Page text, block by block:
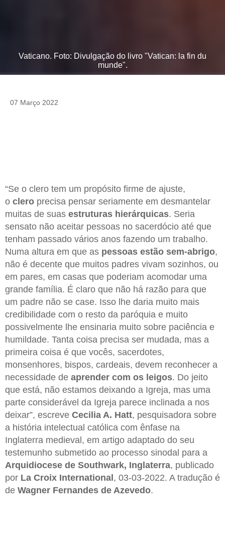
Vaticano. Foto: Divulgação do livro "Vatican: la fin du
munde".
07 Março 2022
“Se o clero tem um propósito firme de ajuste,
o clero precisa pensar seriamente em desmantelar
muitas de suas estruturas hierárquicas. Seria
sensato não aceitar pessoas no sacerdócio até que
tenham passado vários anos fazendo um trabalho.
Numa altura em que as pessoas estão sem-abrigo,
não é decente que muitos padres vivam sozinhos, ou
em pares, em casas que poderiam acomodar uma
grande família. É claro que não há razão para que
um padre não se case. Isso lhe daria muito mais
credibilidade com o resto da paróquia e muito
possivelmente lhe ensinaria muito sobre paciência e
humildade. Tanta coisa precisa ser mudada, mas a
primeira coisa é que vocês, sacerdotes,
monsenhores, bispos, cardeais, devem reconhecer a
necessidade de aprender com os leigos. Do jeito
que está, não estamos deixando a Igreja, mas uma
parte considerável da Igreja parece inclinada a nos
deixar”, escreve Cecilia A. Hatt, pesquisadora sobre
a história intelectual católica com ênfase na
Inglaterra medieval, em artigo adaptado do seu
testemunho submetido ao processo sinodal para a
Arquidiocese de Southwark, Inglaterra, publicado
por La Croix International, 03-03-2022. A tradução é
de Wagner Fernandes de Azevedo.